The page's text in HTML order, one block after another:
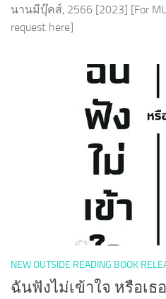
นานมีบุ๊คส์, 2566 [2023] [For
request here]
NEW OUTSIDE READING BOOK
ฉันฟังไม่เข้าใจ หรือเธ